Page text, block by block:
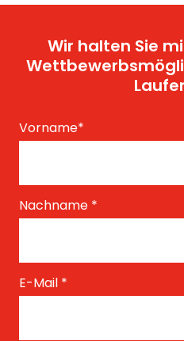
Wir halten Sie
Vorname*
Nachname *
E-Mail *